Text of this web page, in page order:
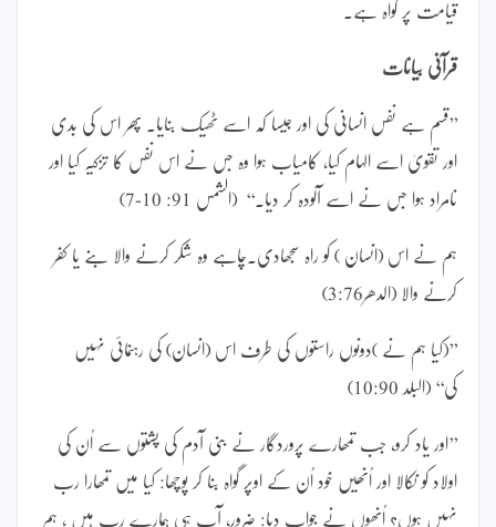
قیامت پر گواہ ہے۔
قرآنی بیانات
’’قسم ہے نفس انسانی کی اور جیسا کہ اسے ٹھیک بنایا۔ پھر اس کی بدی
اور تقویٰ اسے الہام کیا، کامیاب ہوا وہ جس نے اس نفس کا تزکیہ کیا اور
نامراد ہوا جس نے اسے آلودہ کر دیا۔‘‘ (الشمس 91: 10-7)
ہم نے اس (انسان ) کو راہ سجھادی۔چاہے وہ شکر کرنے والا بنے یا کفر
کرنے والا (الدھر3:76)
’’(کیا ہم نے )دونوں راستوں کی طرف اس (انسان) کی رہنمائی نہیں
کی‘‘ (البلد 10:90)
’’اور یاد کرو، جب تمھارے پروردگار نے بنی آدم کی پشتوں سے اُن کی
اولاد کو نکالا اور اُنھیں خود اُن کے اوپر گواہ بنا کر پوچھا: کیا میں تمھارا رب
نہیں ہوں؟ اُنھوں نے جواب دیا: ضرور، آپ ہی ہمارے رب ہیں ، ہم